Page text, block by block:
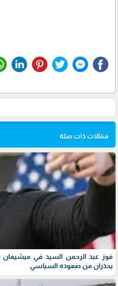
مقالات ذات صلة
فوز عبد الرحمن السيد في ميشيغان
يحذران من صعوده السياسي